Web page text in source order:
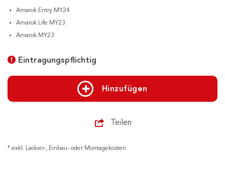
Amarok Entry MY24
Amarok Life MY23
Amarok MY23
Eintragungspflichtig
Hinzufügen
Teilen
* exkl. Lackier-, Einbau- oder Montagekosten